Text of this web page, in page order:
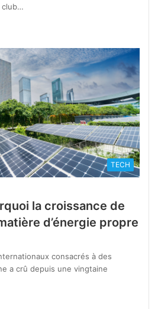
club…
TECH
la croissance de
d’énergie propre
consacrés à des
a crû depuis une vingtaine